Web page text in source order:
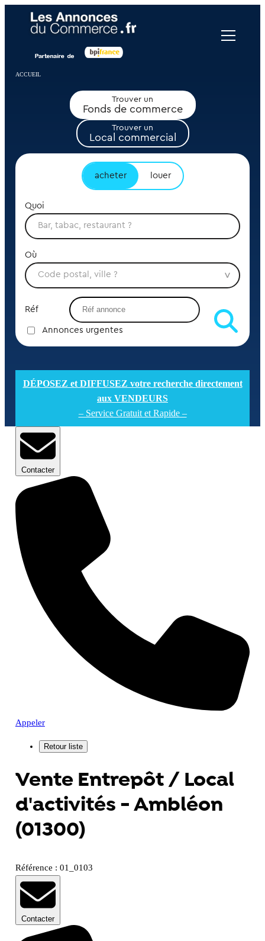
ACCUEIL
Trouver un
Fonds de commerce
Trouver un
Local commercial
acheter louer
Quoi
Où
Réf
Annonces urgentes
DÉPOSEZ et DIFFUSEZ votre recherche directement
aux VENDEURS
– Service Gratuit et Rapide –
Contacter
Appeler
Vente Entrepôt / Local
d'activités - Ambléon
(01300)
Référence : 01_0103
Contacter
Panneau de gestion des cookies